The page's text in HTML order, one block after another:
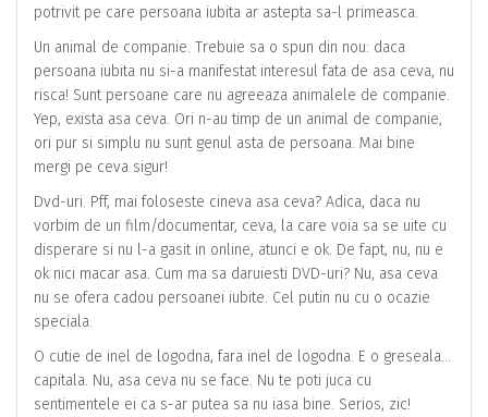
potrivit pe care persoana iubita ar astepta sa-l primeasca.
Un animal de companie. Trebuie sa o spun din nou: daca
persoana iubita nu si-a manifestat interesul fata de asa ceva, nu
risca! Sunt persoane care nu agreeaza animalele de companie.
Yep, exista asa ceva. Ori n-au timp de un animal de companie,
ori pur si simplu nu sunt genul asta de persoana. Mai bine
mergi pe ceva sigur!
Dvd-uri. Pff, mai foloseste cineva asa ceva? Adica, daca nu
vorbim de un film/documentar, ceva, la care voia sa se uite cu
disperare si nu l-a gasit in online, atunci e ok. De fapt, nu, nu e
ok nici macar asa. Cum ma sa daruiesti DVD-uri? Nu, asa ceva
nu se ofera cadou persoanei iubite. Cel putin nu cu o ocazie
speciala.
O cutie de inel de logodna, fara inel de logodna. E o greseala…
capitala. Nu, asa ceva nu se face. Nu te poti juca cu
sentimentele ei ca s-ar putea sa nu iasa bine. Serios, zic!